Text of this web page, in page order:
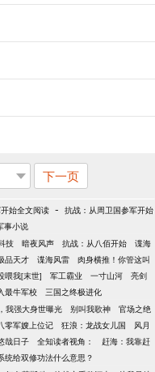
下一页
始全文阅读 - 抗战：从周卫国参军开始
事小说
技 暗夜风声 抗战：从八佰开始
谍海
品天才 谍海风雷
肉身横推！你管这叫
喂我[末世] 军工霸业 一寸山河
亮剑
最牛军校 三国之终极进化
我强大身世曝光 别叫我歌神
官场之绝
零军嫂上位记 狂浪：龙战女儿国
风月
哉日子 全知读者视角：
赶海：我靠赶
统给双修功法什么意思？